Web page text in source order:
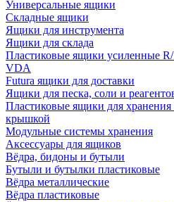
Универсальные ящики
Складные ящики
Ящики для инструмента
Ящики для склада
Пластиковые ящики усиленные
VDA
Futura ящики для доставки
Ящики для песка, соли и
Пластиковые ящики для хранения
крышкой
Модульные системы хранения
Аксессуары для ящиков
Вёдра, бидоны и бутыли
Бутыли и бутылки пластиковые
Вёдра металлические
Вёдра пластиковые